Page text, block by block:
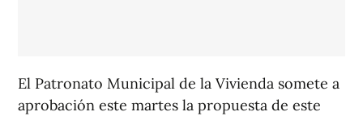
El Patronato Municipal de la Vivienda somete a
aprobación este martes la propuesta de este